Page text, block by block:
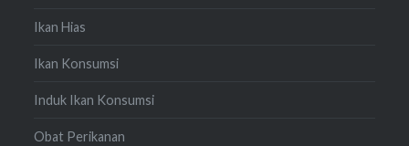
Ikan Hias
Ikan Konsumsi
Induk Ikan Konsumsi
Obat Perikanan